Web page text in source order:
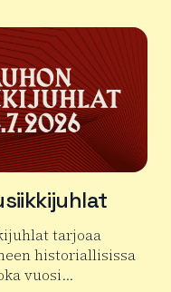
tarjoaa
historiallisissa
vuosi…